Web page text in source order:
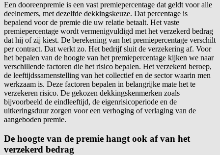
Een dooreenpremie is een vast premiepercentage dat geldt voor alle
deelnemers, met dezelfde dekkingskeuze. Dat percentage is
bepalend voor de premie die uw relatie betaalt. Het vaste
premiepercentage wordt vermenigvuldigd met het verzekerd bedrag
dat hij of zij kiest. De berekening van het premiepercentage verschilt
per contract. Dat werkt zo. Het bedrijf sluit de verzekering af. Voor
het bepalen van de hoogte van het premiepercentage kijken we naar
verschillende factoren die het risico bepalen. Het verzekerd beroep,
de leeftijdssamenstelling van het collectief en de sector waarin men
werkzaam is. Deze factoren bepalen in belangrijke mate het te
verzekeren risico. De gekozen dekkingskenmerken zoals
bijvoorbeeld de eindleeftijd, de eigenrisicoperiode en de
uitkeringsduur zorgen voor een verhoging of verlaging van de
aangeboden premie.
De hoogte van de premie hangt ook af van het
verzekerd bedrag